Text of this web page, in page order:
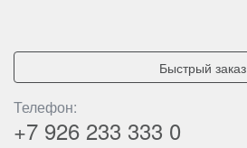
Быстрый заказ
Телефон:
+7 926 233 333 0